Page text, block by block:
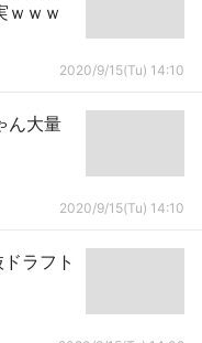
ｗｗｗ
2020/9/15(Tu) 14:10
ん大量
2020/9/15(Tu) 14:10
ラフト